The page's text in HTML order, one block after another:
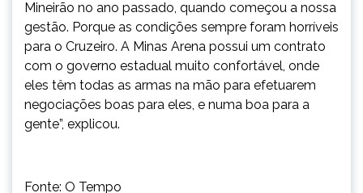
Mineirão no ano passado, quando começou a nossa
gestão. Porque as condições sempre foram horríveis
para o Cruzeiro. A Minas Arena possui um contrato
com o governo estadual muito confortável, onde
eles têm todas as armas na mão para efetuarem
negociações boas para eles, e numa boa para a
gente”, explicou.
Fonte: O Tempo